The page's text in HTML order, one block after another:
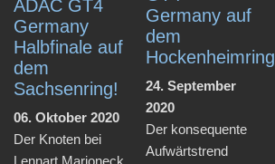
ADAC GT4
Germany
Halbfinale auf
dem
Sachsenring!
06. Oktober 2020
Der Knoten bei
Germany auf
dem
Hockenheimring
24. September
2020
Der konsequente
Aufwärtstrend